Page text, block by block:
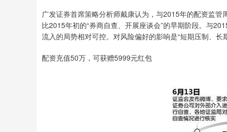
广发证券首席策略分析师戴康认为，与2015年的配资监
比2015年初的“券商自查、开展座谈会”的早期阶段。与
流入的局势相对可控。对风险偏好的影响是“短期压制、长
配资充值50万，可获赠5999元红包